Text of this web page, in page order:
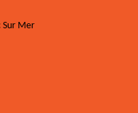
Sur Mer